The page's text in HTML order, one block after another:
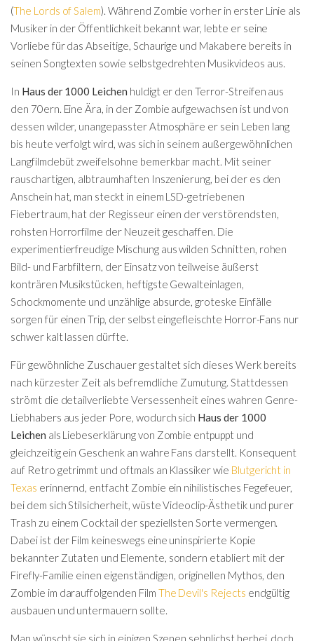
(The Lords of Salem). Während Zombie vorher in erster Linie als
Musiker in der Öffentlichkeit bekannt war, lebte er seine
Vorliebe für das Abseitige, Schaurige und Makabere bereits in
seinen Songtexten sowie selbstgedrehten Musikvideos aus.
In Haus der 1000 Leichen huldigt er den Terror-Streifen aus
den 70ern. Eine Ära, in der Zombie aufgewachsen ist und von
dessen wilder, unangepasster Atmosphäre er sein Leben lang
bis heute verfolgt wird, was sich in seinem außergewöhnlichen
Langfilmdebüt zweifelsohne bemerkbar macht. Mit seiner
rauschartigen, albtraumhaften Inszenierung, bei der es den
Anschein hat, man steckt in einem LSD-getriebenen
Fiebertraum, hat der Regisseur einen der verstörendsten,
rohsten Horrorfilme der Neuzeit geschaffen. Die
experimentierfreudige Mischung aus wilden Schnitten, rohen
Bild- und Farbfiltern, der Einsatz von teilweise äußerst
konträren Musikstücken, heftigste Gewalteinlagen,
Schockmomente und unzählige absurde, groteske Einfälle
sorgen für einen Trip, der selbst eingefleischte Horror-Fans nur
schwer kalt lassen dürfte.
Für gewöhnliche Zuschauer gestaltet sich dieses Werk bereits
nach kürzester Zeit als befremdliche Zumutung. Stattdessen
strömt die detailverliebte Versessenheit eines wahren Genre-
Liebhabers aus jeder Pore, wodurch sich Haus der 1000
Leichen als Liebeserklärung von Zombie entpuppt und
gleichzeitig ein Geschenk an wahre Fans darstellt. Konsequent
auf Retro getrimmt und oftmals an Klassiker wie Blutgericht in
Texas erinnernd, entfacht Zombie ein nihilistisches Fegefeuer,
bei dem sich Stilsicherheit, wüste Videoclip-Ästhetik und purer
Trash zu einem Cocktail der speziellsten Sorte vermengen.
Dabei ist der Film keineswegs eine uninspirierte Kopie
bekannter Zutaten und Elemente, sondern etabliert mit der
Firefly-Familie einen eigenständigen, originellen Mythos, den
Zombie im darauffolgenden Film The Devil's Rejects endgültig
ausbauen und untermauern sollte.
Man wünscht sie sich in einigen Szenen sehnlichst herbei, doch